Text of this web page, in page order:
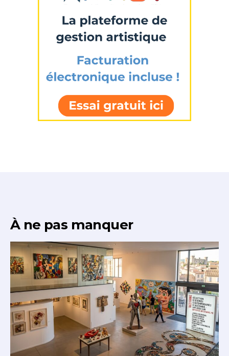
À ne pas manquer